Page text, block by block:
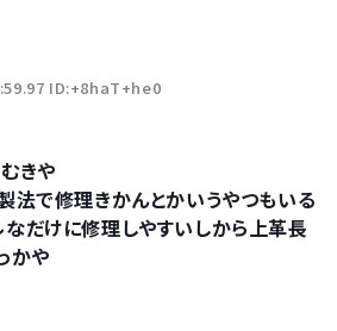
ID:+8haT+he0
きや
法で修理きかんとかいうやつもいる
だけに修理しやすいしから上革長
かや